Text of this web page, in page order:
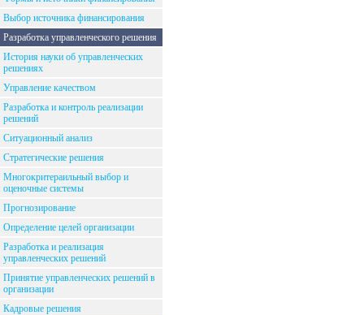
Выбор источника финансирования
Разработка управленческого решения
История науки об управленческих
решениях
Управление качеством
Разработка и контроль реализации
решений
Ситуационный анализ
Стратегические решения
Многокритераильный выбор и
оценочные системы
Прогнозирование
Определение целей организации
Разработка и реализация
управленческих решений
Принятие управленческих решений в
организации
Кадровые решения